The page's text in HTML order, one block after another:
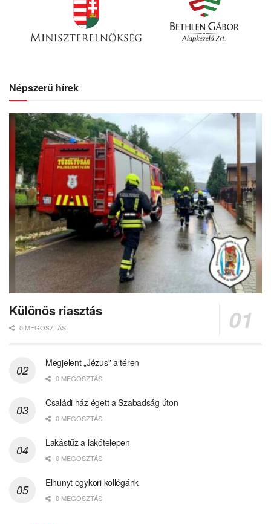
Népszerű hírek
Különös riasztás
0 MEGOSZTÁS
Megjelent „Jézus” a téren
0 MEGOSZTÁS
Családi ház égett a Szabadság úton
0 MEGOSZTÁS
Lakástűz a lakótelepen
0 MEGOSZTÁS
Elhunyt egykori kollégánk
0 MEGOSZTÁS